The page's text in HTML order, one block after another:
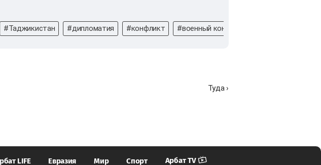
#Таджикистан #дипломатия #конфликт #военный конфликт
Туда ›
LIFE Евразия Мир Спорт Арбат TV